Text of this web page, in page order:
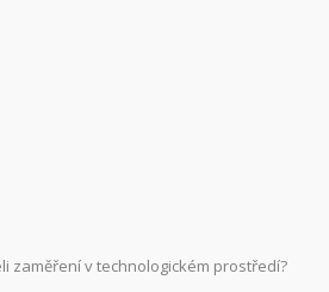
zaměření v technologickém prostředí?